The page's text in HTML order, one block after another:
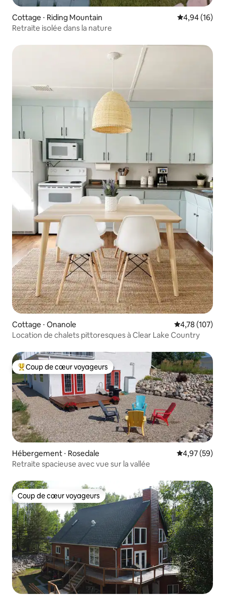
Cottage ⋅ Riding Mountain Évaluation
4,94 (16)
Retraite isolée dans la nature
Cottage ⋅ Onanole Évaluation
4,78 (107)
Location de chalets pittoresques à Clear Lake Country
Coups de cœur voyageurs les plus appréciés
Coup de cœur voyageurs
Hébergement ⋅ Rosedale Évaluation
4,97 (59)
Retraite spacieuse avec vue sur la vallée
Coup de cœur voyageurs
Coup de cœur voyageurs